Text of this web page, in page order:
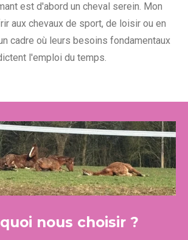
est d'abord un cheval serein. Mon
aux chevaux de sport, de loisir ou en
cadre où leurs besoins fondamentaux
l'emploi du temps.
nous choisir ?